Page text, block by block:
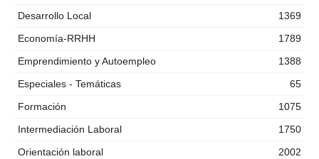
Desarrollo Local
1369
Economía-RRHH
1789
Emprendimiento y Autoempleo
1388
Especiales - Temáticas
65
Formación
1075
Intermediación Laboral
1750
Orientación laboral
2002